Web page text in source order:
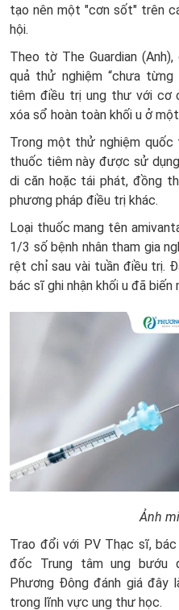
tạo nên một "cơn sốt" trên
hội.
Theo tờ The Guardian
quả thử nghiệm “chưa
tiêm điều trị ung thư với cơ
xóa sổ hoàn toàn khối u ở
Trong một thử nghiệm
thuốc tiêm này được sử
di căn hoặc tái phát, đồng
phương pháp điều trị khác.
Loại thuốc mang tên
1/3 số bệnh nhân tham gia
rệt chỉ sau vài tuần điều trị.
bác sĩ ghi nhận khối u đã biến
Ảnh
Trao đổi với PV Thạc sĩ, bác
đốc Trung tâm ung bướu
Phương Đông đánh giá
trong lĩnh vực ung thư học.